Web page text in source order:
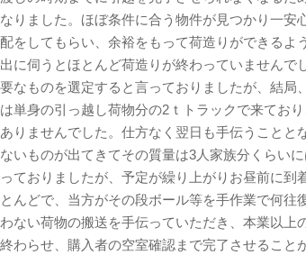
りました。ほぼ条件に合う物件が見つかり一安
をしてもらい、余裕をもって荷造りができるよ
に伺うとほとんど荷造りが終わっていませんで
なものを選定すると言っておりましたが、結局
単身の引っ越し荷物分の2 ｔトラックで来てお
りませんでした。仕方なく翌日も手伝うことと
いものが出てきてその質量は3人家族分くらい
ておりましたが、予定が繰り上がりお昼前に到
んどで、当方がその段ボール等を手作業で何往
ない荷物の搬送を手伝っていただき、本業以上
わらせ、購入者の空室確認まで完了させること